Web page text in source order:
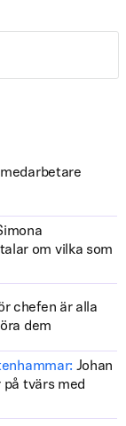
medarbetare
om vilka som
chefen är alla
dem
Johan
tvärs med